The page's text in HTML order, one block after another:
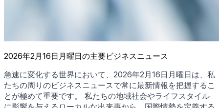
2026年2月16日月曜日の主要ビジネスニュース
急速に変化する世界において、2026年2月16日月曜日は、私
たちの周りのビジネスニュースで常に最新情報を把握するこ
とが極めて重要です。 私たちの地域社会やライフスタイル